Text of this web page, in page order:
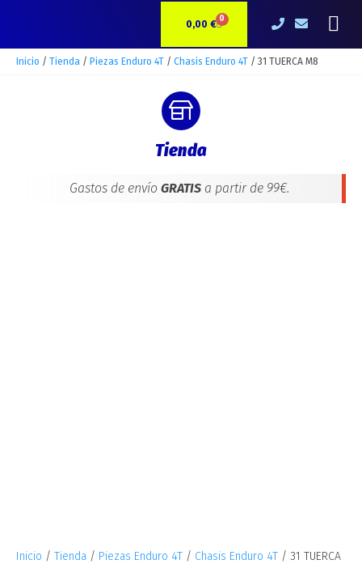
0,00 € 0CARRITO
Inicio / Tienda / Piezas Enduro 4T / Chasis Enduro 4T / 31 TUERCA M8
Tienda
Gastos de envío GRATISa partir de 99€.
Inicio / Tienda / Piezas Enduro 4T / Chasis Enduro 4T / 31 TUERCA
cantidad